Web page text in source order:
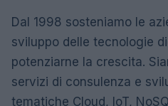
Dal 1998 sosteniamo le
sviluppo delle tecnologie
potenziarne la crescita.
servizi di consulenza e
tematiche Cloud, IoT,